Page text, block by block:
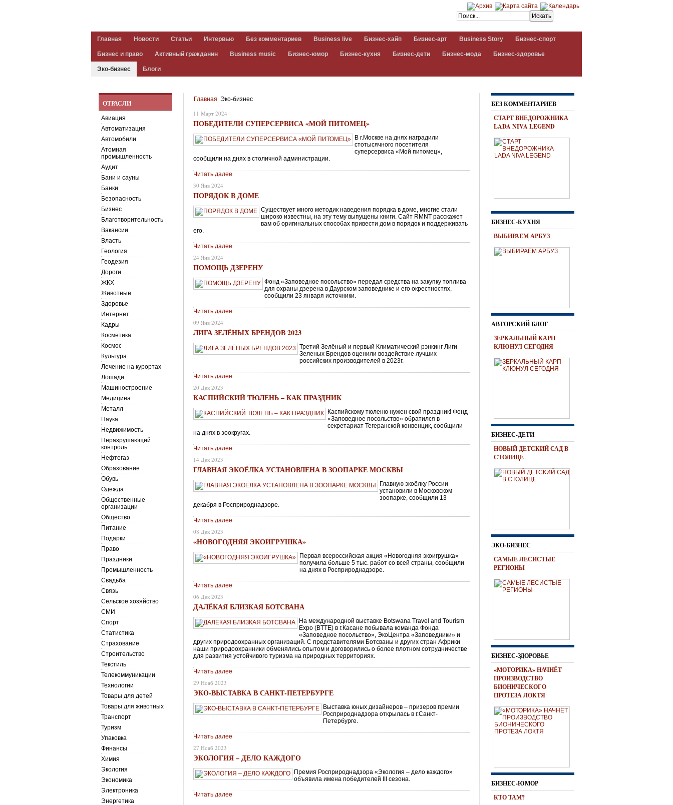
Главная Новости Статьи Интервью Без комментариев Business live Бизнес-хайп Бизнес-арт Business Story Бизнес-спорт
Бизнес и право Активный гражданин Business music Бизнес-юмор Бизнес-кухня Бизнес-дети Бизнес-мода Бизнес-здоровье
Эко-бизнес Блоги
Главная Эко-бизнес
11 Март 2024
ПОБЕДИТЕЛИ СУПЕРСЕРВИСА «МОЙ ПИТОМЕЦ»
В г.Москве на днях наградили
стотысячного посетителя
суперсервиса «Мой питомец»,
сообщили на днях в столичной администрации.
Читать далее
30 Янв 2024
ПОРЯДОК В ДОМЕ
Существует много методик наведения порядка в доме, многие стали
широко известны, на эту тему выпущены книги. Сайт RMNT расскажет
вам об оригинальных способах привести дом в порядок и поддерживать
его.
Читать далее
24 Янв 2024
ПОМОЩЬ ДЗЕРЕНУ
Фонд «Заповедное посольство» передал средства на закупку топлива
для охраны дзерена в Даурском заповеднике и его окрестностях,
сообщили 23 января источники.
Читать далее
09 Янв 2024
ЛИГА ЗЕЛЁНЫХ БРЕНДОВ 2023
Третий Зелёный и первый Климатический рэнкинг Лиги
Зеленых Брендов оценили воздействие лучших
российских производителей в 2023г.
Читать далее
20 Дек 2023
КАСПИЙСКИЙ ТЮЛЕНЬ – КАК ПРАЗДНИК
Каспийскому тюленю нужен свой праздник! Фонд
«Заповедное посольство» обратился в
секретариат Тегеранской конвенцик, сообщили
на днях в зоокругах.
Читать далее
14 Дек 2023
ГЛАВНАЯ ЭКОЁЛКА УСТАНОВЛЕНА В ЗООПАРКЕ МОСКВЫ
Главную экоёлку России
установили в Московском
зоопарке, сообщили 13
декабря в Росприроднадзоре.
Читать далее
08 Дек 2023
«НОВОГОДНЯЯ ЭКОИГРУШКА»
Первая всероссийская акция «Новогодняя экоигрушка»
получила больше 5 тыс. работ со всей страны, сообщили
на днях в Росприроднадзоре.
Читать далее
06 Дек 2023
ДАЛЁКАЯ БЛИЗКАЯ БОТСВАНА
На международной выставке Botswana Travel and Tourism
Expo (BTTE) в г.Касане побывала команда Фонда
«Заповедное посольство», ЭкоЦентра «Заповедники» и
других природоохранных организаций. С представителями Ботсваны и других стран Африки
наши природоохранники обменялись опытом и договорились о более плотном сотрудничестве
для развития устойчивого туризма на природных территориях.
Читать далее
29 Нояб 2023
ЭКО-ВЫСТАВКА В САНКТ-ПЕТЕРБУРГЕ
Выставка юных дизайнеров – призеров премии
Росприроднадзора открылась в г.Санкт-
Петербурге.
Читать далее
27 Нояб 2023
ЭКОЛОГИЯ – ДЕЛО КАЖДОГО
Премия Росприроднадзора «Экология – дело каждого»
объявила имена победителей III сезона.
Читать далее
ОТРАСЛИ
Авиация
Автоматизация
Автомобили
Атомная
промышленность
Аудит
Бани и сауны
Банки
Безопасность
Бизнес
Благотворительность
Вакансии
Власть
Геология
Геодезия
Дороги
ЖКХ
Животные
Здоровье
Интернет
Кадры
Косметика
Космос
Культура
Лечение на курортах
Лошади
Машиностроение
Медицина
Металл
Наука
Недвижимость
Неразрушающий
контроль
Нефтегаз
Образование
Обувь
Одежда
Общественные
организации
Общество
Питание
Подарки
Право
Праздники
Промышленность
Свадьба
Связь
Сельское хозяйство
СМИ
Спорт
Статистика
Страхование
Строительство
Текстиль
Телекоммуникации
Технологии
Товары для детей
Товары для животных
Транспорт
Туризм
Упаковка
Финансы
Химия
Экология
Экономика
Электроника
Энергетика
БЕЗ КОММЕНТАРИЕВ
СТАРТ ВНЕДОРОЖНИКА
LADA NIVA LEGEND
БИЗНЕС-КУХНЯ
ВЫБИРАЕМ АРБУЗ
АВТОРСКИЙ БЛОГ
ЗЕРКАЛЬНЫЙ КАРП
КЛЮНУЛ СЕГОДНЯ
БИЗНЕС-ДЕТИ
НОВЫЙ ДЕТСКИЙ САД В
СТОЛИЦЕ
ЭКО-БИЗНЕС
САМЫЕ ЛЕСИСТЫЕ
РЕГИОНЫ
БИЗНЕС-ЗДОРОВЬЕ
«МОТОРИКА» НАЧНЁТ
ПРОИЗВОДСТВО
БИОНИЧЕСКОГО
ПРОТЕЗА ЛОКТЯ
БИЗНЕС-ЮМОР
КТО ТАМ?